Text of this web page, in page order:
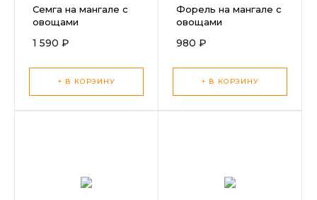
Семга на мангале с
овощами
1 590 ₽
+ В КОРЗИНУ
Форель на мангале с
овощами
980 ₽
+ В КОРЗИНУ